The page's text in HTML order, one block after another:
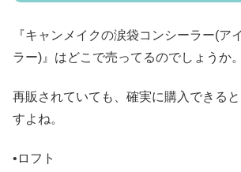
『キャンメイクの涙袋コンシーラー(ア
ラー)』はどこで売ってるのでしょうか。
再販されていても、確実に購入できる
すよね。
•ロフト